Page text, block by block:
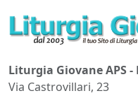
Liturgia Giovane APS -
Via Castrovillari, 23